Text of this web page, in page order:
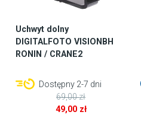
Uchwyt dolny
DIGITALFOTO VISIONBH
RONIN / CRANE2
Dostępny 2-7 dni
69,00zł
49,00 zł